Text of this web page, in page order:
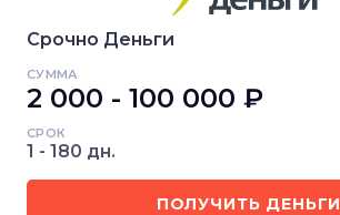
Срочно Деньги
СУММА
2 000 - 100 000 ₽
СРОК
1 - 180 дн.
ПОЛУЧИТЬ ДЕНЬГИ